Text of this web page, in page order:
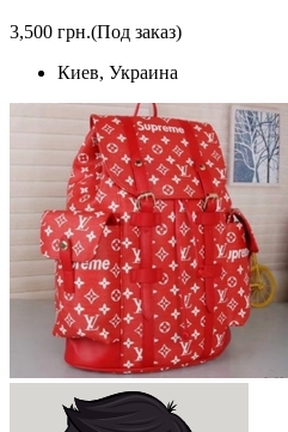
3,500 грн.(Под заказ)
Киев, Украина